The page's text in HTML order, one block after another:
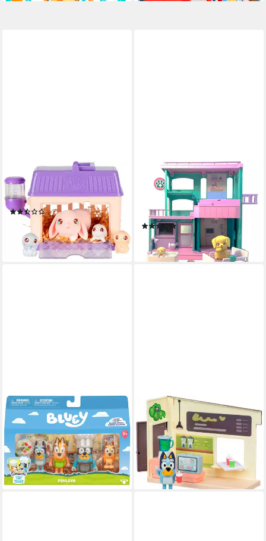
MOOSE
Spielwelt Little Live Pets:
Mama Surprise - Bunny
(2)
ab 23,17 €
lieferbar - in 3-4 Werktagen bei dir
MOOSE
Spielwelt Little Live Pets:
Mama Surprise Families Baby
Care Clinic
(1)
ab 24,88 €
lieferbar - in 3-4 Werktagen bei dir
MOOSE
Spielfigur Bluey, Let´s Play
Chef - Pavlova, (Set, 4-tlg)
14,58 € UVP19,99 €
-27%
lieferbar - in 3-4 Werktagen bei dir
MOOSE
Spielwelt Bluey, Mini-Spielset,
Let's Play Chef Saftbar
ab 14,43 € UVP17,99 €
-20%
lieferbar - in 3-4 Werktagen bei dir